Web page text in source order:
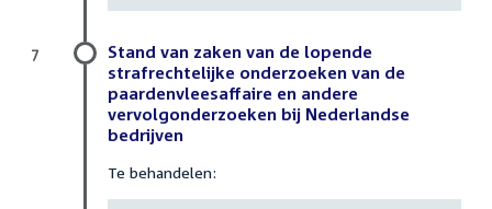
Stand van zaken van de lopende
strafrechtelijke onderzoeken van de
paardenvleesaffaire en andere
vervolgonderzoeken bij Nederlandse
bedrijven
Te behandelen:
7